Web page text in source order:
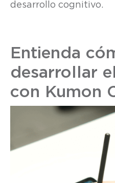
desarrollo cognitivo.
Entienda
desarrollar
con Kumon